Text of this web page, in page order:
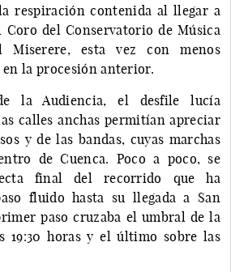
respiración contenida al llegar a
Coro del Conservatorio de Música
Miserere, esta vez con menos
en la procesión anterior.
la Audiencia, el desfile lucía
calles anchas permitían apreciar
y de las bandas, cuyas marchas
de Cuenca. Poco a poco, se
final del recorrido que ha
fluido hasta su llegada a San
paso cruzaba el umbral de la
19:30 horas y el último sobre las